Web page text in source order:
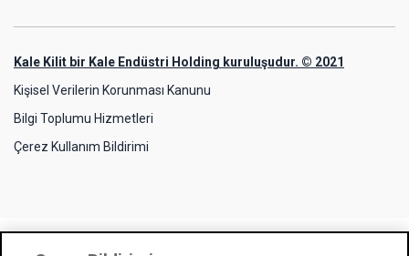
Kale Kilit bir Kale Endüstri Holding kuruluşudur. © 2021
Kişisel Verilerin Korunması Kanunu
Bilgi Toplumu Hizmetleri
Çerez Kullanım Bildirimi